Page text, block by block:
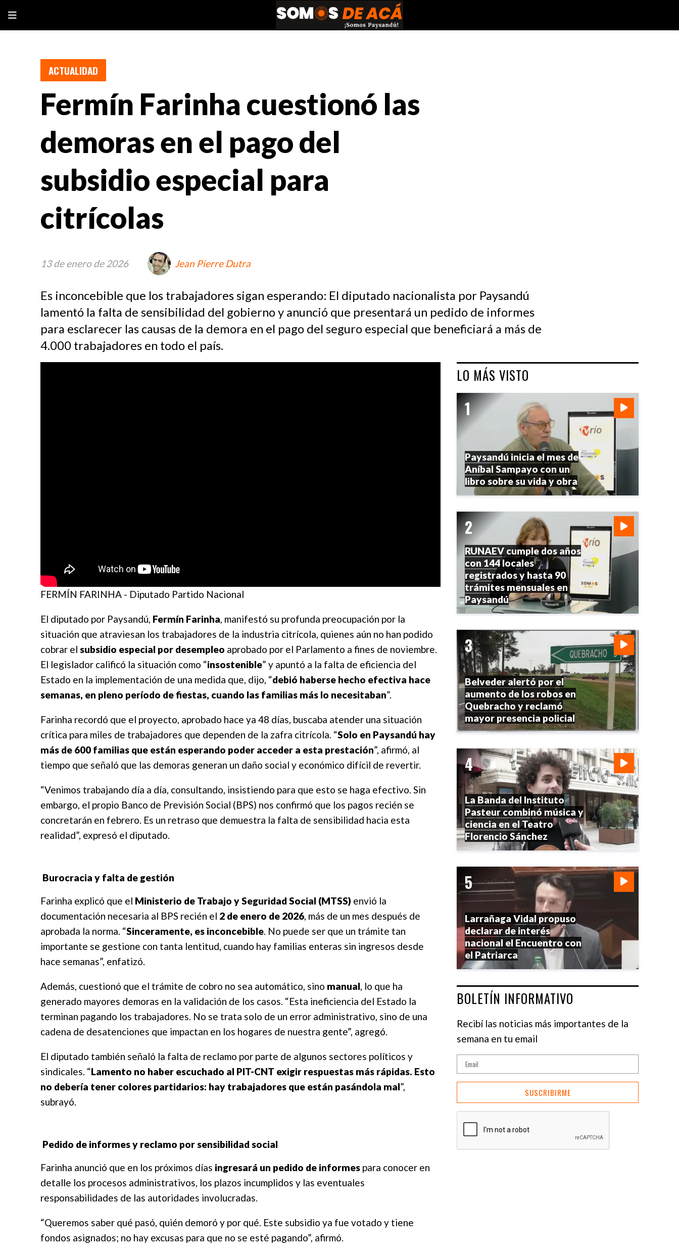
Fermín Farinha cuestionó las
demoras en el pago del
subsidio especial para
citrícolas
Es inconcebible que los trabajadores sigan esperando: El diputado nacionalista por Paysandú
lamentó la falta de sensibilidad del gobierno y anunció que presentará un pedido de informes
para esclarecer las causas de la demora en el pago del seguro especial que beneficiará a más de
4.000 trabajadores en todo el país.
ACTUALIDAD
13 de enero de 2026 Jean Pierre Dutra
FERMÍN FARINHA - Diputado Partido Nacional
El diputado por Paysandú, Fermín Farinha, manifestó su profunda preocupación por la
situación que atraviesan los trabajadores de la industria citrícola, quienes aún no han podido
cobrar el subsidio especial por desempleo aprobado por el Parlamento a fines de noviembre.
El legislador calificó la situación como “insostenible” y apuntó a la falta de eficiencia del
Estado en la implementación de una medida que, dijo, “debió haberse hecho efectiva hace
semanas, en pleno período de fiestas, cuando las familias más lo necesitaban”.
Farinha recordó que el proyecto, aprobado hace ya 48 días, buscaba atender una situación
crítica para miles de trabajadores que dependen de la zafra citrícola. “Solo en Paysandú hay
más de 600 familias que están esperando poder acceder a esta prestación”, afirmó, al
tiempo que señaló que las demoras generan un daño social y económico difícil de revertir.
“Venimos trabajando día a día, consultando, insistiendo para que esto se haga efectivo. Sin
embargo, el propio Banco de Previsión Social (BPS) nos confirmó que los pagos recién se
concretarán en febrero. Es un retraso que demuestra la falta de sensibilidad hacia esta
realidad”, expresó el diputado.
Burocracia y falta de gestión
Farinha explicó que el Ministerio de Trabajo y Seguridad Social (MTSS) envió la
documentación necesaria al BPS recién el 2 de enero de 2026, más de un mes después de
aprobada la norma. “Sinceramente, es inconcebible. No puede ser que un trámite tan
importante se gestione con tanta lentitud, cuando hay familias enteras sin ingresos desde
hace semanas”, enfatizó.
Además, cuestionó que el trámite de cobro no sea automático, sino manual, lo que ha
generado mayores demoras en la validación de los casos. “Esta ineficiencia del Estado la
terminan pagando los trabajadores. No se trata solo de un error administrativo, sino de una
cadena de desatenciones que impactan en los hogares de nuestra gente”, agregó.
El diputado también señaló la falta de reclamo por parte de algunos sectores políticos y
sindicales. “Lamento no haber escuchado al PIT-CNT exigir respuestas más rápidas. Esto
no debería tener colores partidarios: hay trabajadores que están pasándola mal”,
subrayó.
Pedido de informes y reclamo por sensibilidad social
Farinha anunció que en los próximos días ingresará un pedido de informes para conocer en
detalle los procesos administrativos, los plazos incumplidos y las eventuales
responsabilidades de las autoridades involucradas.
“Queremos saber qué pasó, quién demoró y por qué. Este subsidio ya fue votado y tiene
fondos asignados; no hay excusas para que no se esté pagando”, afirmó.
LO MÁS VISTO
Paysandú inicia el mes de
Aníbal Sampayo con un
libro sobre su vida y obra
RUNAEV cumple dos años
con 144 locales
registrados y hasta 90
trámites mensuales en
Paysandú
Belveder alertó por el
aumento de los robos en
Quebracho y reclamó
mayor presencia policial
La Banda del Instituto
Pasteur combinó música y
ciencia en el Teatro
Florencio Sánchez
Larrañaga Vidal propuso
declarar de interés
nacional el Encuentro con
el Patriarca
BOLETÍN INFORMATIVO
Recibí las noticias más importantes de la
semana en tu email
SUSCRIBIRME